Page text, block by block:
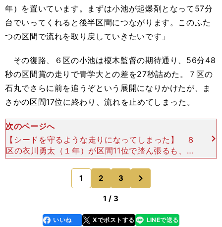
年）を置いています。まずは小池が起爆剤となって 57分
台でいってくれると後半区間につながります。このふた
つの区間で流れを取り戻していきたいです」
その復路、６区の小池は榎木監督の期待通り、 56分48
秒の区間賞の走りで青学大との差を27秒詰めた。７区の
石丸でさらに前を追うぞという展開になりかけたが、ま
さかの区間17位に終わり、流れを止めてしまった。
次のページへ
【シードを守るような走りになってしまった】 ８
区の衣川勇太（１年）が区間11位で踏ん張るも、９
区の榎木凜太朗（２年）が区間18位、アンカーの
齊藤大空（３年）が区間17位に沈み、８位から順位
を押し上げ
1 2 3
1 / 3
faceboo
k
いいね Xでポストする
line LINEで送る